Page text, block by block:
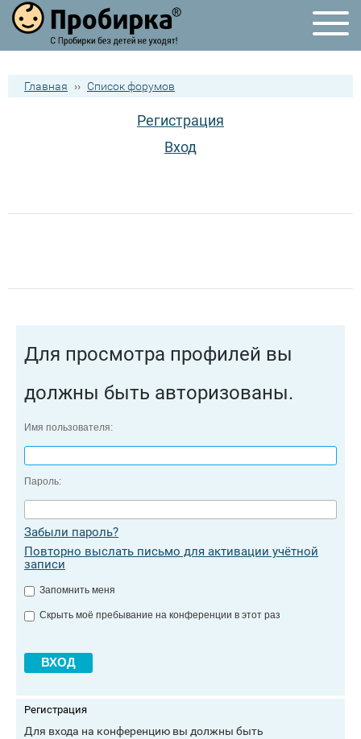
Главная ›› Список форумов
Регистрация
Вход
Для просмотра профилей вы
должны быть авторизованы.
Имя пользователя:
Пароль:
Забыли пароль?
Повторно выслать письмо для активации учётной
записи
Запомнить меня
Скрыть моё пребывание на конференции в этот раз
Регистрация
Для входа на конференцию вы должны быть